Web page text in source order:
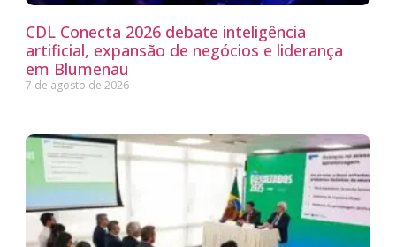
CDL Conecta 2026 debate inteligência
artificial, expansão de negócios e liderança
em Blumenau
7 de agosto de 2026